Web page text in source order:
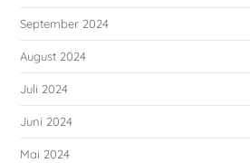
September 2024
August 2024
Juli 2024
Juni 2024
Mai 2024